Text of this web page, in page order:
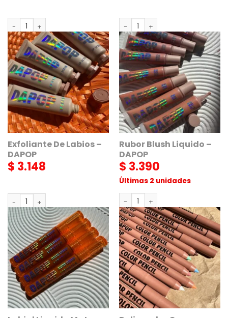
Aceite Desmaquillante - DAPOP cantidad
AGREGAR
Sombra De Ojos Barra Mate -
AGREGAR
Exfoliante De Labios –
DAPOP
$ 3.148
Exfoliante De Labios - DAPOP cantidad
AGREGAR
Rubor Blush Liquido –
DAPOP
$ 3.390
Últimas 2 unidades
Rubor Blush Liquido - DAPOP
AGREGAR